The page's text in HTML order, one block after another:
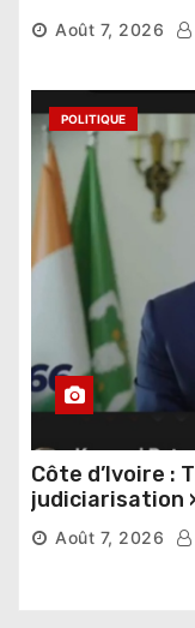
Thomas
Août 7, 2026
POLITIQUE
Côte d’Ivoire :
judiciarisation
poursuivre
Août 7, 2026